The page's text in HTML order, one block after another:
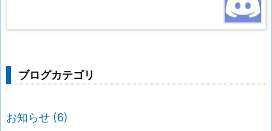
ブログカテゴリ
お知らせ (6)